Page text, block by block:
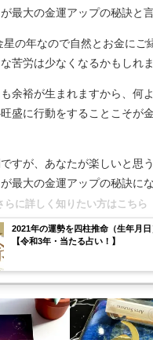
最大の金運アップの秘訣と
の年なので自然とお金にご
苦労は少なくなるかもしれま
余裕が生まれますから、何
盛に行動をすることこそが
すが、あなたが楽しいと思
最大の金運アップの秘訣にな
らに詳しく知りたい方はこちら
2021年の運勢を四柱推命（生年月
【令和3年・当たる占い！】